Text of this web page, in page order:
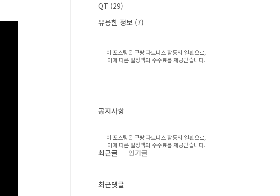
QT (29)
유용한 정보 (7)
이 포스팅은 쿠팡 파트너스 활동의 일환으로,
이에 따른 일정액의 수수료를 제공받습니다.
공지사항
이 포스팅은 쿠팡 파트너스 활동의 일환으로,
이에 따른 일정액의 수수료를 제공받습니다.
최근글 인기글
최근댓글